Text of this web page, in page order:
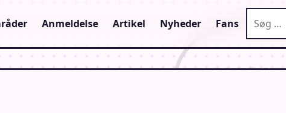
Anmeldelse Artikel Nyheder Fans